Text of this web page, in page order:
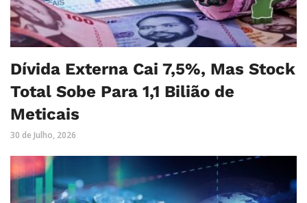
Dívida Externa Cai 7,5%, Mas Stock
Total Sobe Para 1,1 Bilião de
Meticais
30 de Julho, 2026